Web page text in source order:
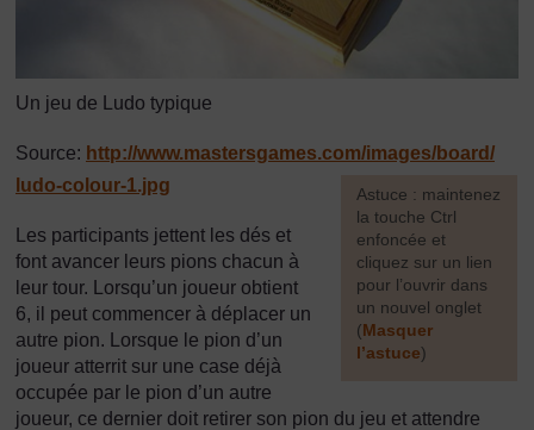
Un jeu de Ludo typique
Source: http://www.mastersgames.com/images/board/
ludo-colour-1.jpg
[Astuce : maintenez
la touche Ctrl
enfoncée et
cliquez sur un lien
pour l’ouvrir dans
un nouvel onglet
(Masquer
l’astuce)
Les participants jettent les dés et
font avancer leurs pions chacun à
leur tour. Lorsqu’un joueur obtient
6, il peut commencer à déplacer un
autre pion. Lorsque le pion d’un
joueur atterrit sur une case déjà
occupée par le pion d’un autre
joueur, ce dernier doit retirer son pion du jeu et attendre